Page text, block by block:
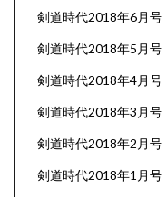
剣道時代2018年6月号
剣道時代2018年5月号
剣道時代2018年4月号
剣道時代2018年3月号
剣道時代2018年2月号
剣道時代2018年1月号